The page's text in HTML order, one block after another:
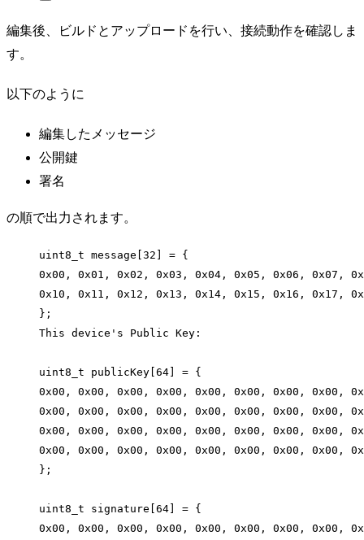
編集後、ビルドとアップロードを行い、接続動作を確認しま
す。
以下のように
編集したメッセージ
公開鍵
署名
の順で出力されます。
uint8_t message 32 = {
0x00 , 0x01 , 0x02 , 0x03 , 0x04 , 0x05 , 0x06 , 0x07 , 0x
0x10 , 0x11 , 0x12 , 0x13 , 0x14 , 0x15 , 0x16 , 0x17 , 0x
};
This device ' s Public Key:
uint8_t publicKey[64] = {
0x00, 0x00, 0x00, 0x00, 0x00, 0x00, 0x00, 0x00,
0x00, 0x00, 0x00, 0x00, 0x00, 0x00, 0x00, 0x00,
0x00, 0x00, 0x00, 0x00, 0x00, 0x00, 0x00, 0x00,
0x00, 0x00, 0x00, 0x00, 0x00, 0x00, 0x00, 0x00,
};
uint8_t signature[64] = {
0x00, 0x00, 0x00, 0x00, 0x00, 0x00, 0x00, 0x00,